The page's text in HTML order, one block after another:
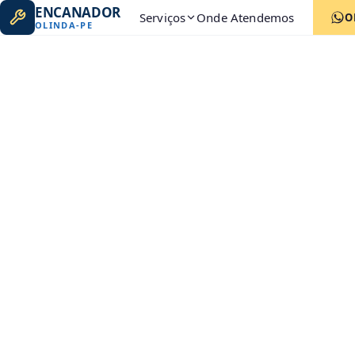
ENCANADOR
OLINDA-PE Serviços Onde Atendemos